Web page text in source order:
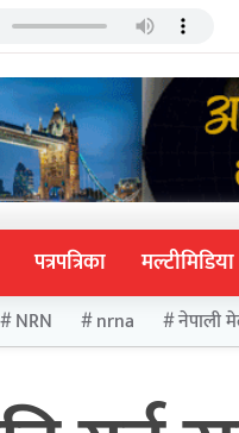
पत्रपत्रिका मल्टीमिडिया
NRN nrna नेपाली